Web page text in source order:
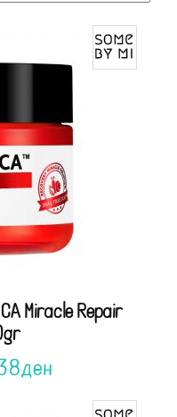
Miracle Repair
ден